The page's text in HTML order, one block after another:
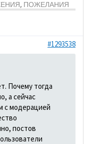
ПОЖЕЛАНИЯ
#1293538
Почему тогда
а сейчас
с модерацией
постов